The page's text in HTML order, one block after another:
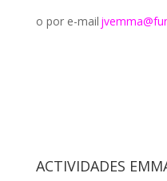
o por e-mail
ACTIVIDADES